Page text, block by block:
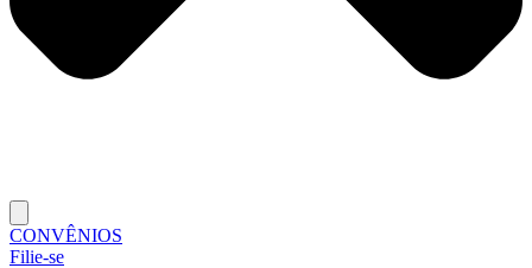
CONVÊNIOS
Filie-se